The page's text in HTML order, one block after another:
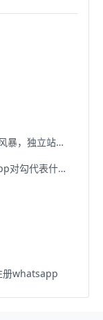
模式
【2025年8月危与机】Temu再掀封店风暴，独立站才是跨境卖家的避险通道
whatsapp一个对勾两个对勾,whatsapp对勾代表什么意思
册whatsapp